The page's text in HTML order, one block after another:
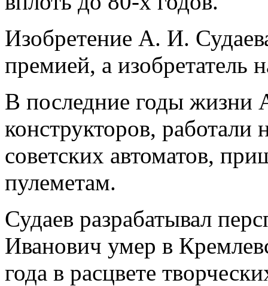
Изобретение А. И.
премией, а изобретатель
В последние годы жизни
конструкторов, работали
советских автоматов,
пулеметам.
Судаев разрабатывал
Иванович умер в
года в расцвете